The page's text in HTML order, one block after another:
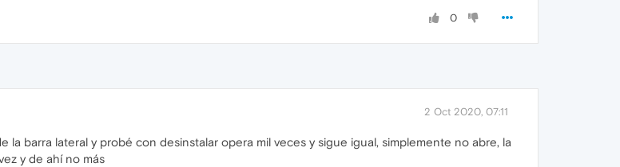
0
2 Oct 2020, 07:11
barra lateral y probé con desinstalar opera mil veces y sigue igual, simplemente no abre, la
y de ahí no más